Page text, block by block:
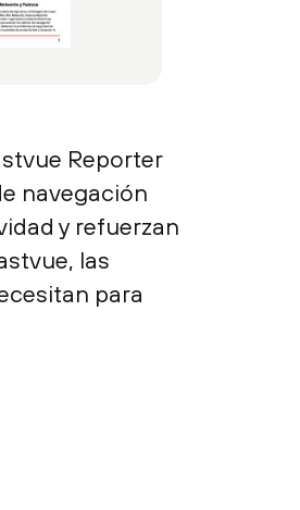
Reporter
navegación
y refuerzan
las
para